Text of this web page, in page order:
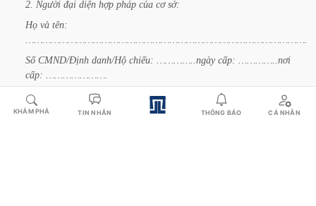
2. Người đại diện hợp pháp của cơ sở:
Họ và tên:
Số CMND/Định danh/Hộ chiếu: …………..ngày cấp:
…………..nơi
cấp:
Điện
định: ………………………….Điện thoại
……………………………..
KHÁM PHÁ TIN NHẮN THÔNG BÁO CÁ NHÂN